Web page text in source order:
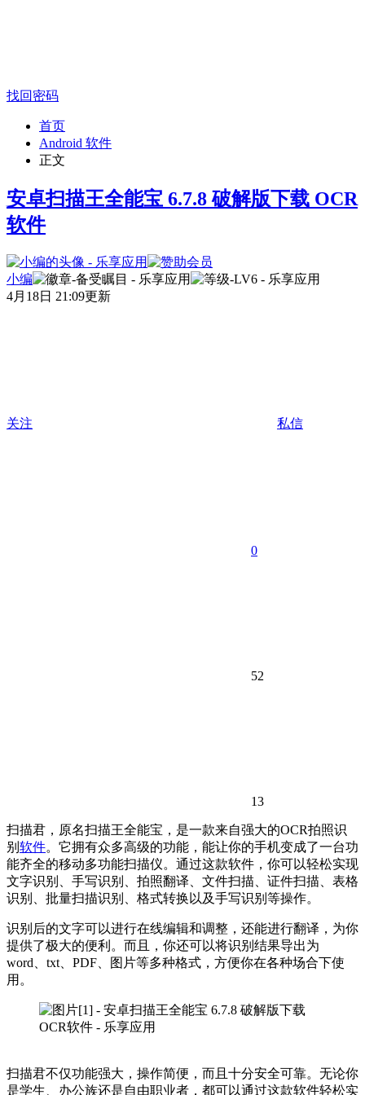
找回密码
首页
Android 软件
正文
安卓扫描王全能宝 6.7.8 破解版下载 OCR
软件
小编
4月18日 21:09更新
关注 私信
0
52
13
扫描君，原名扫描王全能宝，是一款来自强大的OCR拍照识
别 软件。它拥有众多高级的功能，能让你的手机变成了一台功
能齐全的移动多功能扫描仪。通过这款软件，你可以轻松实现
文字识别、手写识别、拍照翻译、文件扫描、证件扫描、表格
识别、批量扫描识别、格式转换以及手写识别等操作。
识别后的文字可以进行在线编辑和调整，还能进行翻译，为你
提供了极大的便利。而且，你还可以将识别结果导出为
word、txt、PDF、图片等多种格式，方便你在各种场合下使
用。
扫描君不仅功能强大，操作简便，而且十分安全可靠。无论你
是学生、办公族还是自由职业者，都可以通过这款软件轻松实